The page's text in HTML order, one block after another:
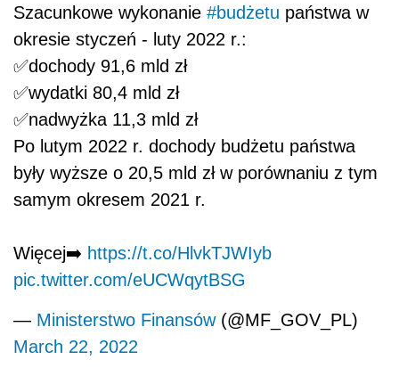
Szacunkowe wykonanie #budżetu państwa w
okresie styczeń - luty 2022 r.:
✅dochody 91,6 mld zł
✅wydatki 80,4 mld zł
✅nadwyżka 11,3 mld zł
Po lutym 2022 r. dochody budżetu państwa
były wyższe o 20,5 mld zł w porównaniu z tym
samym okresem 2021 r.
Więcej➡️ https://t.co/HlvkTJWIyb
pic.twitter.com/eUCWqytBSG
— Ministerstwo Finansów(@MF_GOV_PL)
March 22, 2022